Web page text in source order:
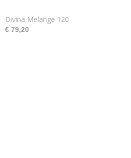
Divina Melange 120
€ 79,20